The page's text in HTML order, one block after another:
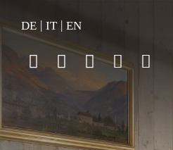
DE | IT | EN